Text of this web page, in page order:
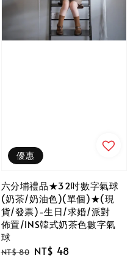
優惠
六分埔禮品★32吋數字氣球
(奶茶/奶油色)(單個)★(現
貨/發票)-生日/求婚/派對
佈置/INS韓式奶茶色數字氣
球
Regular
NT$ 80 Sale
NT$ 48